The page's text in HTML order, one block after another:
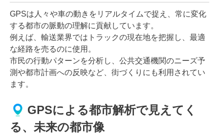
GPSは人々や車の動きをリアルタイムで捉え、常に変化
する都市の脈動の理解に貢献しています。
例えば、輸送業界ではトラックの現在地を把握し、最適
な経路を売るのに使用。
市民の行動パターンを分析し、公共交通機関のニーズ予
測や都市計画への反映など、街づくりにも利用されてい
ます。
GPSによる都市解析で見えてく
る、未来の都市像